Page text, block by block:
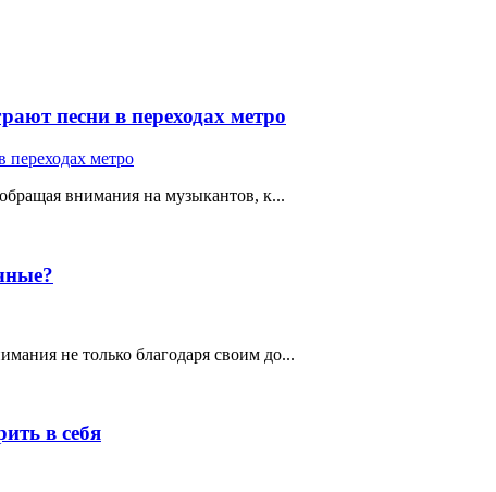
песни в переходах метро
внимания на музыкантов, к...
не только благодаря своим до...
в себя